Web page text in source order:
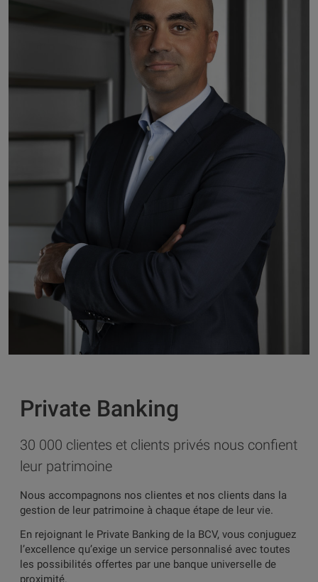
Private Banking
30 000 clientes et clients privés nous confient
leur patrimoine
Nous accompagnons nos clientes et nos clients dans la
gestion de leur patrimoine à chaque étape de leur vie.
En rejoignant le Private Banking de la BCV, vous conjuguez
l’excellence qu’exige un service personnalisé avec toutes
les possibilités offertes par une banque universelle de
proximité.